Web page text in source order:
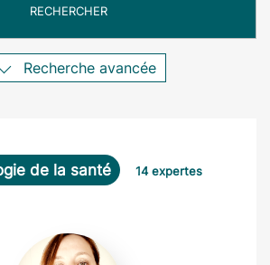
RECHERCHER
Recherche avancée
de la santé 14 expertes
Anne-
Sophie